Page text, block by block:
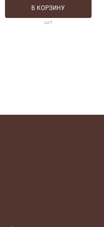
шт
В КОРЗИНУ